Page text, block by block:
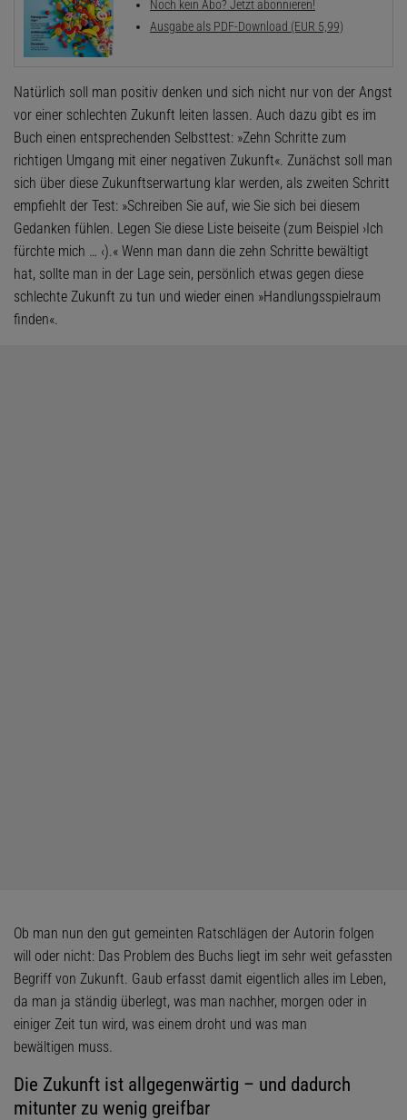
Noch kein Abo? Jetzt abonnieren!
Ausgabe als PDF-Download (EUR 5,99)
Natürlich soll man positiv denken und sich nicht nur von der Angst
vor einer schlechten Zukunft leiten lassen. Auch dazu gibt es im
Buch einen entsprechenden Selbsttest: »Zehn Schritte zum
richtigen Umgang mit einer negativen Zukunft«. Zunächst soll man
sich über diese Zukunftserwartung klar werden, als zweiten Schritt
empfiehlt der Test: »Schreiben Sie auf, wie Sie sich bei diesem
Gedanken fühlen. Legen Sie diese Liste beiseite (zum Beispiel ›Ich
fürchte mich … ‹).« Wenn man dann die zehn Schritte bewältigt
hat, sollte man in der Lage sein, persönlich etwas gegen diese
schlechte Zukunft zu tun und wieder einen »Handlungsspielraum
finden«.
Ob man nun den gut gemeinten Ratschlägen der Autorin folgen
will oder nicht: Das Problem des Buchs liegt im sehr weit gefassten
Begriff von Zukunft. Gaub erfasst damit eigentlich alles im Leben,
da man ja ständig überlegt, was man nachher, morgen oder in
einiger Zeit tun wird, was einem droht und was man
bewältigen muss.
Die Zukunft ist allgegenwärtig – und dadurch
mitunter zu wenig greifbar